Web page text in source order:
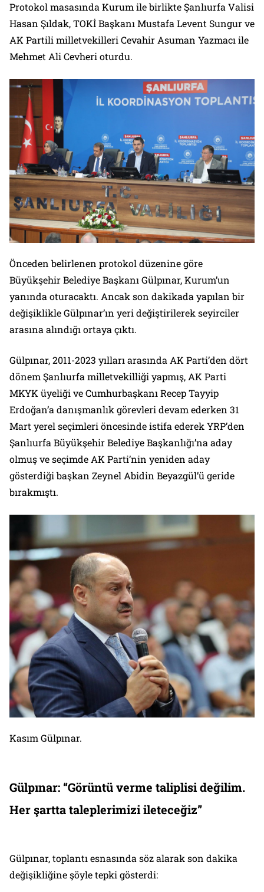
Protokol masasında Kurum ile birlikte Şanlıurfa Valisi
Hasan Şıldak, TOKİ Başkanı Mustafa Levent Sungur ve
AK Partili milletvekilleri Cevahir Asuman Yazmacı ile
Mehmet Ali Cevheri oturdu.
Önceden belirlenen protokol düzenine göre
Büyükşehir Belediye Başkanı Gülpınar, Kurum’un
yanında oturacaktı. Ancak son dakikada yapılan bir
değişiklikle Gülpınar’ın yeri değiştirilerek seyirciler
arasına alındığı ortaya çıktı.
Gülpınar, 2011-2023 yılları arasında AK Parti’den dört
dönem Şanlıurfa milletvekilliği yapmış, AK Parti
MKYK üyeliği ve Cumhurbaşkanı Recep Tayyip
Erdoğan’a danışmanlık görevleri devam ederken 31
Mart yerel seçimleri öncesinde istifa ederek YRP’den
Şanlıurfa Büyükşehir Belediye Başkanlığı’na aday
olmuş ve seçimde AK Parti’nin yeniden aday
gösterdiği başkan Zeynel Abidin Beyazgül’ü geride
bırakmıştı.
Kasım Gülpınar.
Gülpınar: “Görüntü verme taliplisi değilim.
Her şartta taleplerimizi ileteceğiz”
Gülpınar, toplantı esnasında söz alarak son dakika
değişikliğine şöyle tepki gösterdi: